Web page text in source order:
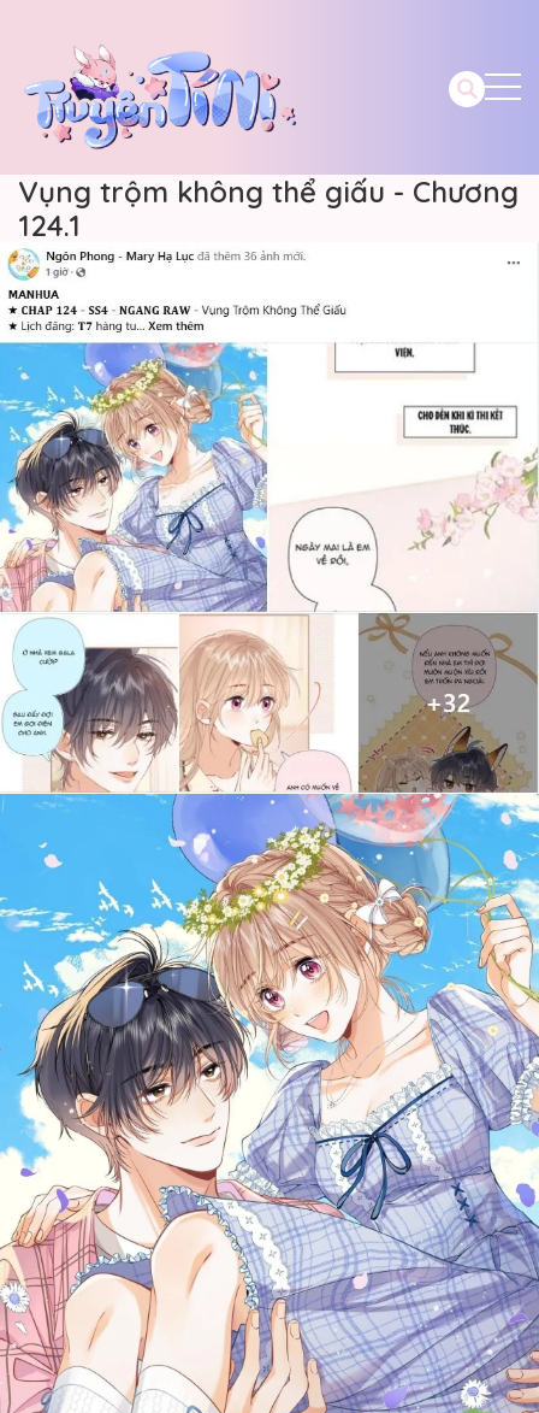
Vụng trộm không thể giấu - Chương
124.1